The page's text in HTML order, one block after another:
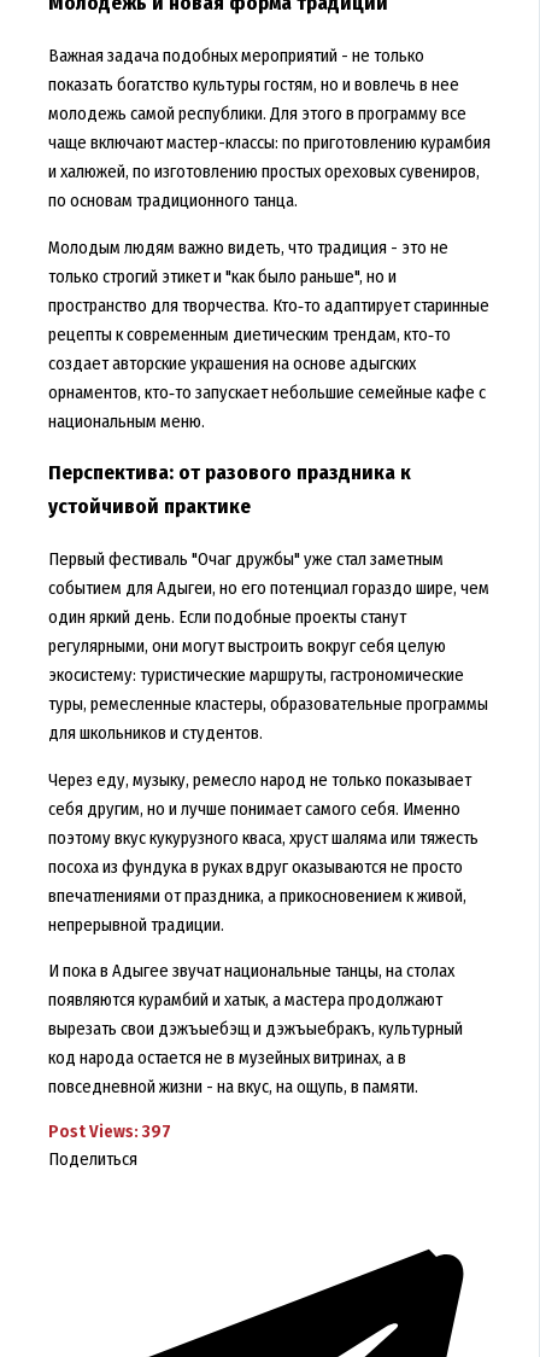
Важная задача подобных мероприятий - не только
показать богатство культуры гостям, но и вовлечь в нее
молодежь самой республики. Для этого в программу все
чаще включают мастер-классы: по приготовлению курамбия
и халюжей, по изготовлению простых ореховых сувениров,
по основам традиционного танца.
Молодым людям важно видеть, что традиция - это не
только строгий этикет и "как было раньше", но и
пространство для творчества. Кто‑то адаптирует старинные
рецепты к современным диетическим трендам, кто‑то
создает авторские украшения на основе адыгских
орнаментов, кто‑то запускает небольшие семейные кафе с
национальным меню.
Перспектива: от разового праздника к
устойчивой практике
Первый фестиваль "Очаг дружбы" уже стал заметным
событием для Адыгеи, но его потенциал гораздо шире, чем
один яркий день. Если подобные проекты станут
регулярными, они могут выстроить вокруг себя целую
экосистему: туристические маршруты, гастрономические
туры, ремесленные кластеры, образовательные программы
для школьников и студентов.
Через еду, музыку, ремесло народ не только показывает
себя другим, но и лучше понимает самого себя. Именно
поэтому вкус кукурузного кваса, хруст шаляма или тяжесть
посоха из фундука в руках вдруг оказываются не просто
впечатлениями от праздника, а прикосновением к живой,
непрерывной традиции.
И пока в Адыгее звучат национальные танцы, на столах
появляются курамбий и хатык, а мастера продолжают
вырезать свои дэжъыебэщ и дэжъыебракъ, культурный
код народа остается не в музейных витринах, а в
повседневной жизни - на вкус, на ощупь, в памяти.
Post Views: 397
Поделиться